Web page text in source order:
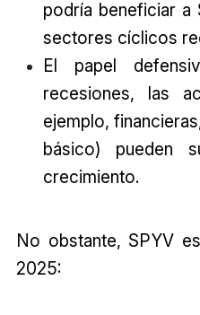
podría beneficiar a
sectores cíclicos
El papel
recesiones, las
ejemplo,
básico) pueden
crecimiento.
No obstante, SPYV
2025: